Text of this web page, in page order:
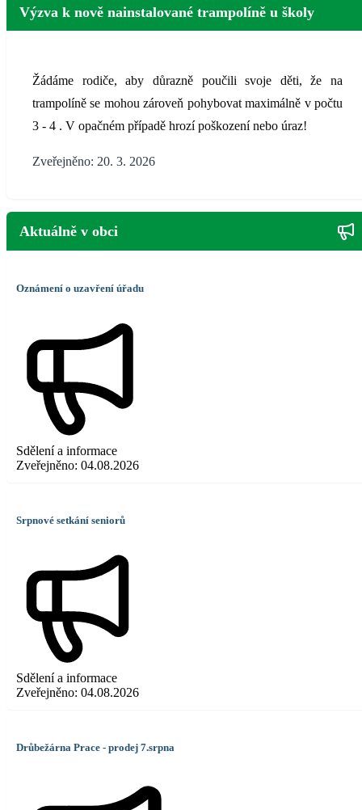
Výzva k nově nainstalované trampolíně u školy
Žádáme rodiče, aby důrazně poučili svoje děti, že na
trampolíně se mohou zároveň pohybovat maximálně v počtu
3 - 4 . V opačném případě hrozí poškození nebo úraz!
Zveřejněno: 20. 3. 2026
Aktuálně v obci
Oznámení o uzavření úřadu
Sdělení a informace
Zveřejněno: 04.08.2026
Srpnové setkání seniorů
Sdělení a informace
Zveřejněno: 04.08.2026
Drůbežárna Prace - prodej 7.srpna